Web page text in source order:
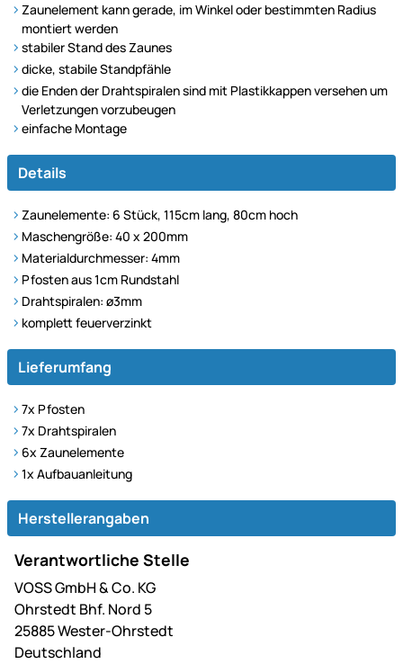
Zaunelement kann gerade, im Winkel oder bestimmten Radius
montiert werden
stabiler Stand des Zaunes
dicke, stabile Standpfähle
die Enden der Drahtspiralen sind mit Plastikkappen versehen um
Verletzungen vorzubeugen
einfache Montage
Details
Zaunelemente: 6 Stück, 115cm lang, 80cm hoch
Maschengröße: 40 x 200mm
Materialdurchmesser: 4mm
Pfosten aus 1cm Rundstahl
Drahtspiralen: ø3mm
komplett feuerverzinkt
Lieferumfang
7x Pfosten
7x Drahtspiralen
6x Zaunelemente
1x Aufbauanleitung
Herstellerangaben
Verantwortliche Stelle
VOSS GmbH & Co. KG
Ohrstedt Bhf. Nord 5
25885 Wester-Ohrstedt
Deutschland